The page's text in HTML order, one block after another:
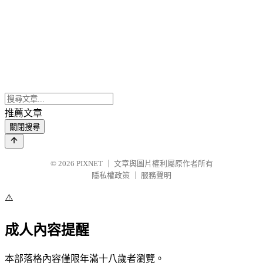
推薦文章
關閉搜尋
© 2026 PIXNET
文章與圖片權利屬原作者所有
隱私權政策
服務聲明
⚠️
成人內容提醒
本部落格內容僅限年滿十八歲者瀏覽。